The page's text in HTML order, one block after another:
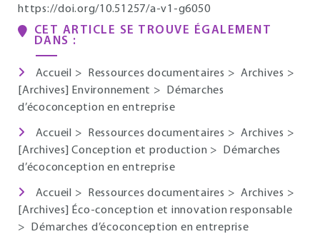
https://doi.org/10.51257/a-v1-g6050
CET ARTICLE SE TROUVE ÉGALEMENT
DANS :
Accueil > Ressources documentaires > Archives >
[Archives] Environnement >
Démarches
d’écoconception en entreprise
Accueil > Ressources documentaires > Archives >
[Archives] Conception et production >
Démarches
d’écoconception en entreprise
Accueil > Ressources documentaires > Archives >
[Archives] Éco-conception et innovation responsable
>
Démarches d’écoconception en entreprise